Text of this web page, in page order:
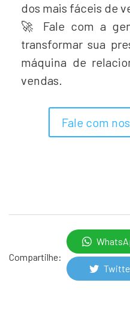
dos mais fáceis de
🚀 Fale com a
transformar sua
máquina de
vendas.
Fale com
Compartilhe: